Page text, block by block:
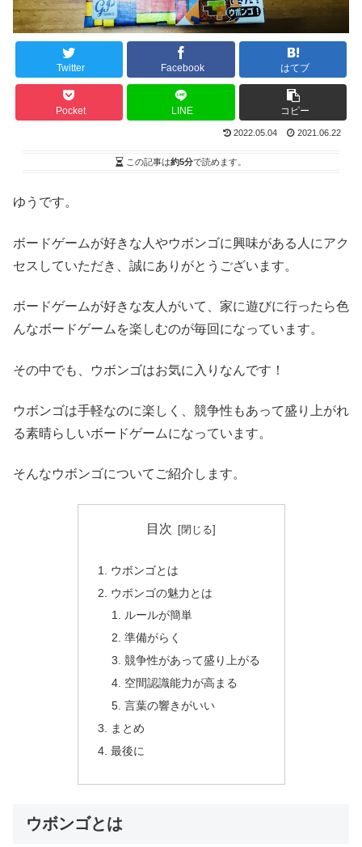
Twitter Facebook はてブ
Pocket LINE コピー
2022.05.04 2021.06.22
この記事は約5分で読めます。
ゆうです。
ボードゲームが好きな人やウボンゴに興味がある人にアク
セスしていただき、誠にありがとうございます。
ボードゲームが好きな友人がいて、家に遊びに行ったら色
んなボードゲームを楽しむのが毎回になっています。
その中でも、ウボンゴはお気に入りなんです！
ウボンゴは手軽なのに楽しく、競争性もあって盛り上がれ
る素晴らしいボードゲームになっています。
そんなウボンゴについてご紹介します。
目次
ウボンゴとは
ウボンゴの魅力とは
ルールが簡単
準備がらく
競争性があって盛り上がる
空間認識能力が高まる
言葉の響きがいい
まとめ
最後に
ウボンゴとは